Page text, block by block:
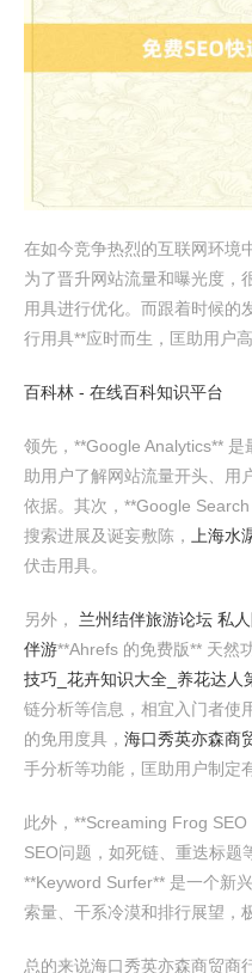
在如今竞争热烈的互联网环境
为了晋升网站流量和曝光度，
用具进行优化。而跟着时候的
行用具**应时而生，匡助用户
百科林 - 在线百科知识平台
领先，**Google Analytics**
助用户了解网站流量开头、用
依据。其次，**Google
搜索进展及诞妄敷陈，
上海水
伏击用具。
另外， 兰州结伴旅游论坛 私
伴游**Ahrefs 的免费版** 天然
技巧_花卉知识大全_养花达人
链分析等信息，相宜入门者使
的免用度具， 海口秀英亦森商
手分析等功能，匡助用户制定
此外，**Screaming Frog
SEO问题，如死链、重迭标题
**Keyword Surfer** 是一个新
索量、干系冷漠和排行展望，
总的来说海口秀英亦森商贸商